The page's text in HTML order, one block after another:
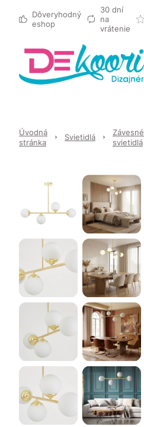
Dôveryhodný
eshop
30 dní
na
vrátenie
Úvodná
stránka
Svietidlá
Závesné
svietidlá